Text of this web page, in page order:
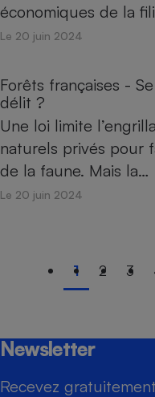
économiques de la
Le 20 juin 2024
Forêts françaises -
délit ?
Une loi limite
naturels privés pour
de la faune. Mais la…
Le 20 juin 2024
1 2 3
Newsletter
Recevez